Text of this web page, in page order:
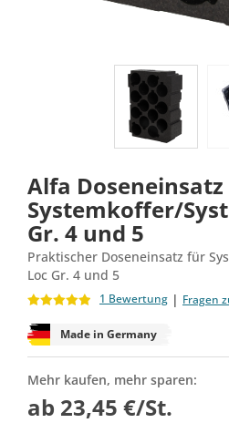
Alfa
Systemkoffer/
Gr. 4 und 5
Praktischer Doseneinsatz für
Loc Gr. 4 und 5
1 Bewertung | Fragen
Made in Germany
Mehr kaufen, mehr sparen:
ab 23,45 €/St.